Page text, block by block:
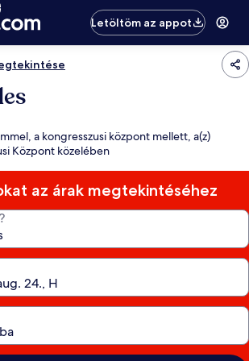
Letöltöm az appot
a kongresszusi központ mellett, a(z)
Központ közelében
az árak megtekintéséhez